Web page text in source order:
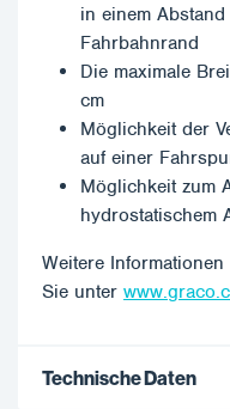
in einem
Fahrbahnrand
Die maximale
cm
Möglichkeit der
auf einer
Möglichkeit zum
hydrostatischem
Weitere
Sie unter
Technische Daten